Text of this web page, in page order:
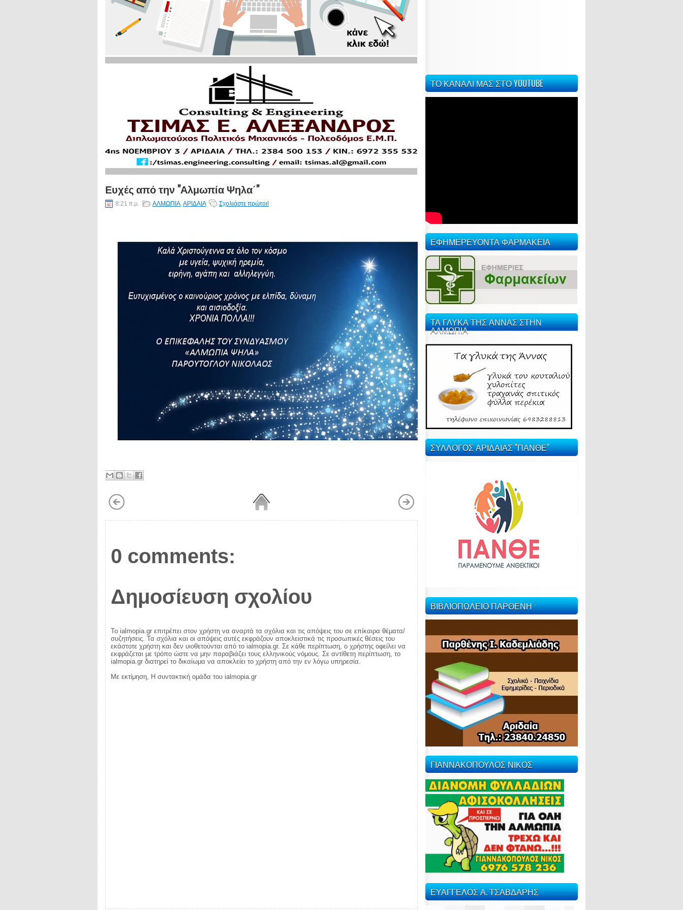
Ευχές από την "Αλμωπία Ψηλα΄"
8:21 π.μ. ΑΛΜΩΠΙΑ,ΑΡΙΔΑΙΑ Σχολιάστε πρώτοι!
0 comments:
Δημοσίευση σχολίου
Το ialmopia.gr επιτρέπει στον χρήστη να αναρτά τα σχόλια και τις απόψεις του σε επίκαιρα θέματα/
συζητήσεις. Τα σχόλια και οι απόψεις αυτές εκφράζουν αποκλειστικά τις προσωπικές θέσεις του
εκάστοτε χρήστη και δεν υιοθετούνται από το ialmopia.gr. Σε κάθε περίπτωση, ο χρήστης οφείλει να
εκφράζεται με τρόπο ώστε να μην παραβιάζει τους ελληνικούς νόμους. Σε αντίθετη περίπτωση, το
ialmopia.gr διατηρεί το δικαίωμα να αποκλείει το χρήστη από την εν λόγω υπηρεσία.
Με εκτίμηση, Η συντακτική ομάδα του ialmopia.gr
ΤΟ ΚΑΝΑΛΙ ΜΑΣ ΣΤΟ YOUTUBE
ΕΦΗΜΕΡΕΥΟΝΤΑ ΦΑΡΜΑΚΕΙΑ
ΤΑ ΓΛΥΚΑ ΤΗΣ ΑΝΝΑΣ ΣΤΗΝ
ΑΛΜΩΠΙΑ
ΣΥΛΛΟΓΟΣ ΑΡΙΔΑΙΑΣ "ΠΑΝΘΕ"
ΒΙΒΛΙΟΠΩΛΕΙΟ ΠΑΡΘΕΝΗ
ΓΙΑΝΝΑΚΟΠΟΥΛΟΣ ΝΙΚΟΣ
ΕΥΑΓΓΕΛΟΣ Α. ΤΣΑΒΔΑΡΗΣ